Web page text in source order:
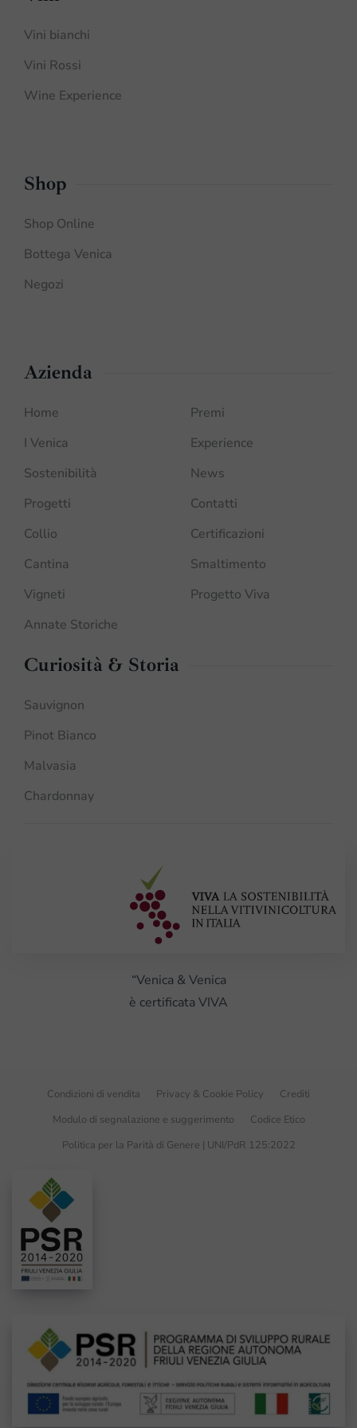
Vini bianchi
Vini Rossi
Wine Experience
Shop
Shop Online
Bottega Venica
Negozi
Azienda
Home
I Venica
Sostenibilità
Progetti
Collio
Cantina
Vigneti
Annate Storiche
Premi
Experience
News
Contatti
Certificazioni
Smaltimento
Progetto Viva
Curiosità & Storia
Sauvignon
Pinot Bianco
Malvasia
Chardonnay
“Venica & Venica
è certificata VIVA
Condizioni di vendita Privacy & Cookie Policy
Crediti
Modulo di segnalazione e suggerimento
Codice Etico
Politica per la Parità di Genere | UNI/PdR 125:2022